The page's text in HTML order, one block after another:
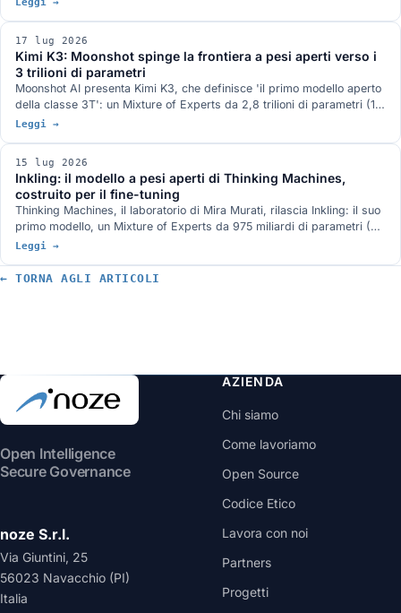
kernel AMX veloci. Come funziona, i numeri e le soluzioni simili
(llama.cpp, ik_llama.cpp, colibri).
17 lug 2026
Kimi K3: Moonshot spinge la frontiera a pesi aperti verso i
3 trilioni di parametri
Moonshot AI presenta Kimi K3, che definisce 'il primo modello aperto
della classe 3T': un Mixture of Experts da 2,8 trilioni di parametri (16
esperti attivi su 896), contesto da 1 milione di token, capacità
Una frontiera open che si avvicina ai migliori modelli proprietari, con i
limiti dichiarati dal produttore.
Leggi →
15 lug 2026
Inkling: il modello a pesi aperti di Thinking Machines,
costruito per il fine-tuning
Thinking Machines, il laboratorio di Mira Murati, rilascia Inkling: il suo
primo modello, un Mixture of Experts da 975 miliardi di parametri (41
attivi) a pesi aperti, con contesto da 1 milione di token e capacità
ma il miglior punto di partenza da personalizzare: pesi scaricabili da
Leggi →
← TORNA AGLI ARTICOLI
Open Intelligence
Secure Governance
noze S.r.l.
Via Giuntini, 25
56023 Navacchio (PI)
Italia
AZIENDA
Chi siamo
Come lavoriamo
Open Source
Codice Etico
Lavora con noi
Partners
Progetti